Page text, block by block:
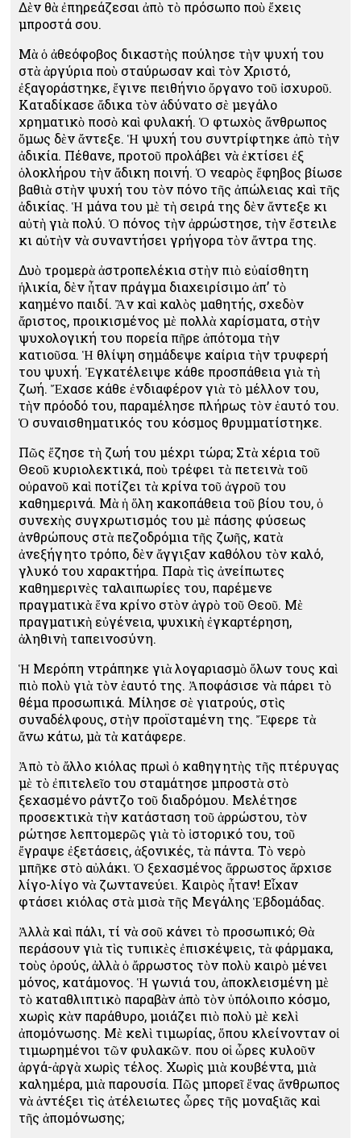
Δὲν θὰ ἐπηρεάζεσαι ἀπὸ τὸ πρόσωπο ποὺ ἔχεις
μπροστά σου.
Μὰ ὁ ἀθεόφοβος δικαστὴς πούλησε τὴν ψυχή του
στὰ ἀργύρια ποὺ σταύρωσαν καὶ τὸν Χριστό,
ἐξαγοράστηκε, ἔγινε πειθήνιο ὄργανο τοῦ ἰσχυροῦ.
Καταδίκασε ἄδικα τὸν ἀδύνατο σὲ μεγάλο
χρηματικὸ ποσὸ καὶ φυλακή. Ὁ φτωχὸς ἄνθρωπος
ὅμως δὲν ἄντεξε. Ἡ ψυχή του συντρίφτηκε ἀπὸ τὴν
ἀδικία. Πέθανε, προτοῦ προλάβει νὰ ἐκτίσει ἐξ
ὁλοκλήρου τὴν ἄδικη ποινή. Ὁ νεαρὸς ἔφηβος βίωσε
βαθιὰ στὴν ψυχή του τὸν πόνο τῆς ἀπώλειας καὶ τῆς
ἀδικίας. Ἡ μάνα του μὲ τὴ σειρά της δὲν ἄντεξε κι
αὐτὴ γιὰ πολύ. Ὁ πόνος τὴν ἀρρώστησε, τὴν ἔστειλε
κι αὐτὴν νὰ συναντήσει γρήγορα τὸν ἄντρα της.
Δυὸ τρομερὰ ἀστροπελέκια στὴν πιὸ εὐαίσθητη
ἡλικία, δὲν ἦταν πράγμα διαχειρίσιμο ἀπ’ τὸ
καημένο παιδί. Ἂν καὶ καλὸς μαθητής, σχεδὸν
ἄριστος, προικισμένος μὲ πολλὰ χαρίσματα, στὴν
ψυχολογική του πορεία πῆρε ἀπότομα τὴν
κατιοῦσα. Ἡ θλίψη σημάδεψε καίρια τὴν τρυφερή
του ψυχή. Ἐγκατέλειψε κάθε προσπάθεια γιὰ τὴ
ζωή. Ἔχασε κάθε ἐνδιαφέρον γιὰ τὸ μέλλον του,
τὴν πρόοδό του, παραμέλησε πλήρως τὸν ἑαυτό του.
Ὁ συναισθηματικός του κόσμος θρυμματίστηκε.
Πῶς ἔζησε τὴ ζωή του μέχρι τώρα; Στὰ χέρια τοῦ
Θεοῦ κυριολεκτικά, ποὺ τρέφει τὰ πετεινὰ τοῦ
οὐρανοῦ καὶ ποτίζει τὰ κρίνα τοῦ ἀγροῦ του
καθημερινά. Μὰ ἡ ὅλη κακοπάθεια τοῦ βίου του, ὁ
συνεχὴς συγχρωτισμός του μὲ πάσης φύσεως
ἀνθρώπους στὰ πεζοδρόμια τῆς ζωῆς, κατὰ
ἀνεξήγητο τρόπο, δὲν ἄγγιξαν καθόλου τὸν καλό,
γλυκό του χαρακτήρα. Παρὰ τὶς ἀνείπωτες
καθημερινὲς ταλαιπωρίες του, παρέμενε
πραγματικὰ ἕνα κρίνο στὸν ἀγρὸ τοῦ Θεοῦ. Μὲ
πραγματικὴ εὐγένεια, ψυχικὴ ἐγκαρτέρηση,
ἀληθινὴ ταπεινοσύνη.
Ἡ Μερόπη ντράπηκε γιὰ λογαριασμὸ ὅλων τους καὶ
πιὸ πολὺ γιὰ τὸν ἑαυτό της. Ἀποφάσισε νὰ πάρει τὸ
θέμα προσωπικά. Μίλησε σὲ γιατρούς, στὶς
συναδέλφους, στὴν προϊσταμένη της. Ἔφερε τὰ
ἄνω κάτω, μὰ τὰ κατάφερε.
Ἀπὸ τὸ ἄλλο κιόλας πρωὶ ὁ καθηγητὴς τῆς πτέρυγας
μὲ τὸ ἐπιτελεῖο του σταμάτησε μπροστὰ στὸ
ξεχασμένο ράντζο τοῦ διαδρόμου. Μελέτησε
προσεκτικὰ τὴν κατάσταση τοῦ ἀρρώστου, τὸν
ρώτησε λεπτομερῶς γιὰ τὸ ἱστορικό του, τοῦ
ἔγραψε ἐξετάσεις, ἀξονικές, τὰ πάντα. Τὸ νερὸ
μπῆκε στὸ αὐλάκι. Ὁ ξεχασμένος ἄρρωστος ἄρχισε
λίγο-λίγο νὰ ζωντανεύει. Καιρὸς ἦταν! Εἶχαν
φτάσει κιόλας στὰ μισὰ τῆς Μεγάλης Ἑβδομάδας.
Ἀλλὰ καὶ πάλι, τί νὰ σοῦ κάνει τὸ προσωπικό; Θὰ
περάσουν γιὰ τὶς τυπικὲς ἐπισκέψεις, τὰ φάρμακα,
τοὺς ὀρούς, ἀλλὰ ὁ ἄρρωστος τὸν πολὺ καιρὸ μένει
μόνος, κατάμονος. Ἡ γωνιά του, ἀποκλεισμένη μὲ
τὸ καταθλιπτικὸ παραβὰν ἀπὸ τὸν ὑπόλοιπο κόσμο,
χωρὶς κὰν παράθυρο, μοιάζει πιὸ πολὺ μὲ κελὶ
ἀπομόνωσης. Μὲ κελὶ τιμωρίας, ὅπου κλείνονταν οἱ
τιμωρημένοι τῶν φυλακῶν. Ὅπου οἱ ὧρες κυλοῦν
ἀργά-ἀργὰ χωρὶς τέλος. Χωρὶς μιὰ κουβέντα, μιὰ
καλημέρα, μιὰ παρουσία. Πῶς μπορεῖ ἕνας ἄνθρωπος
νὰ ἀντέξει τὶς ἀτέλειωτες ὧρες τῆς μοναξιᾶς καὶ
τῆς ἀπομόνωσης;